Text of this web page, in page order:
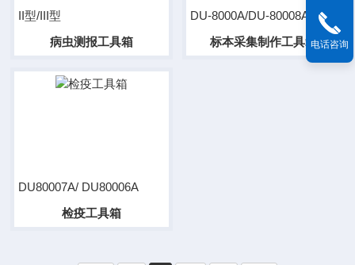
II型/III型
病虫测报工具箱
DU-8000A/DU-80008A
标本采集制作工具箱
DU80007A/ DU80006A
检疫工具箱
电话咨询